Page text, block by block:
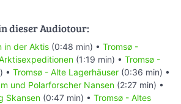
dieser Audiotour:
in der Aktis (0:48 min) • Tromsø -
(1:19 min) • Tromsø -
• Tromsø - Alte Lagerhäuser (0:36 min) •
und Polarforscher Nansen (2:27 min) •
Skansen (0:47 min) • Tromsø - Altes